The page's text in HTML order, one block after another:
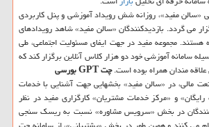
«سالن مفید»، روزانه شش رویداد آموزشی و پنل کاربردی
می گردد. بازدیدکنندگان «سالن مفید» شاهد رویدادهای
هستند. مجموعه مفید در جهت ایفای مسئولیت اجتماعی، طی
سامانه آموزشی خود دو هزار کلاس آنلاین برگزار کند که
چت GPT بورسی
مالی، در «سالن مفید» بخشهایی جهت آشنایی با خدمات
و «مرکز خدمات مشتریان» کارگزاری مفید در نظر
در بخش «سرویس مشاوره» نسبت به ریسک سنجی